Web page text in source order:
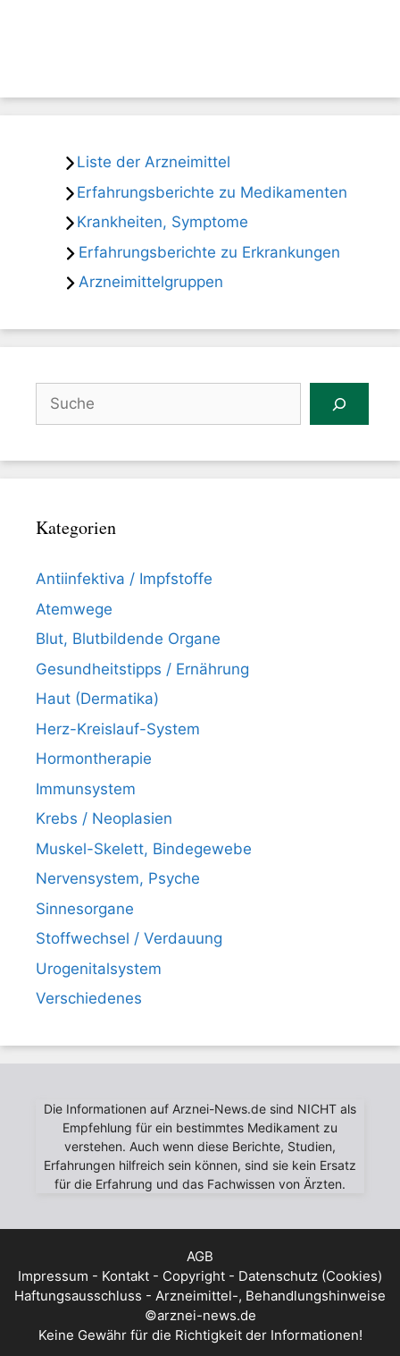
Liste der Arzneimittel
Erfahrungsberichte zu Medikamenten
Krankheiten, Symptome
Erfahrungsberichte zu Erkrankungen
Arzneimittelgruppen
Suchen
Kategorien
Antiinfektiva / Impfstoffe
Atemwege
Blut, Blutbildende Organe
Gesundheitstipps / Ernährung
Haut (Dermatika)
Herz-Kreislauf-System
Hormontherapie
Immunsystem
Krebs / Neoplasien
Muskel-Skelett, Bindegewebe
Nervensystem, Psyche
Sinnesorgane
Stoffwechsel / Verdauung
Urogenitalsystem
Verschiedenes
Die Informationen auf Arznei-News.de sind NICHT als
Empfehlung für ein bestimmtes Medikament zu
verstehen. Auch wenn diese Berichte, Studien,
Erfahrungen hilfreich sein können, sind sie kein Ersatz
für die Erfahrung und das Fachwissen von Ärzten.
AGB
Impressum - Kontakt - Copyright - Datenschutz (Cookies)
Haftungsausschluss - Arzneimittel-, Behandlungshinweise
©arznei-news.de
Keine Gewähr für die Richtigkeit der Informationen!